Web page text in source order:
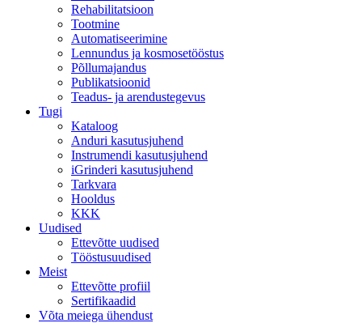
Rehabilitatsioon
Tootmine
Automatiseerimine
Lennundus ja kosmosetööstus
Põllumajandus
Publikatsioonid
Teadus- ja arendustegevus
Tugi
Kataloog
Anduri kasutusjuhend
Instrumendi kasutusjuhend
iGrinderi kasutusjuhend
Tarkvara
Hooldus
KKK
Uudised
Ettevõtte uudised
Tööstusuudised
Meist
Ettevõtte profiil
Sertifikaadid
Võta meiega ühendust